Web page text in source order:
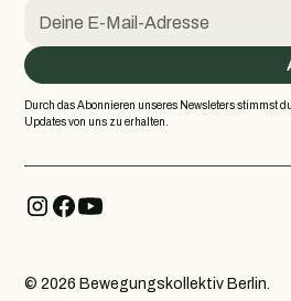
Durch das Abonnieren unseres Newsleters stimmst
Updates von uns zu erhalten.
©2026Bewegungskollektiv Berlin.
Instagram
Facebook
Youtube